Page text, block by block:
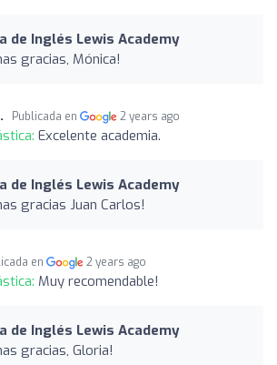
de Inglés Lewis Academy
gracias, Mónica!
Publicada en 2 years ago
Excelente academia.
de Inglés Lewis Academy
gracias Juan Carlos!
en 2 years ago
Muy recomendable!
de Inglés Lewis Academy
gracias, Gloria!